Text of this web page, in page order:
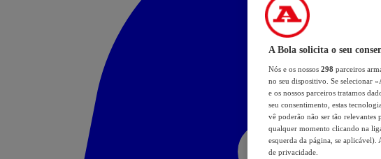
A Bola solicita o seu
Nós e os nossos 298 parceiros
no seu dispositivo. Se selecionar
e os nossos parceiros tratamos
seu consentimento, estas
vê poderão não ser tão relevantes
qualquer momento clicando na
esquerda da página, se aplicável).
de privacidade.